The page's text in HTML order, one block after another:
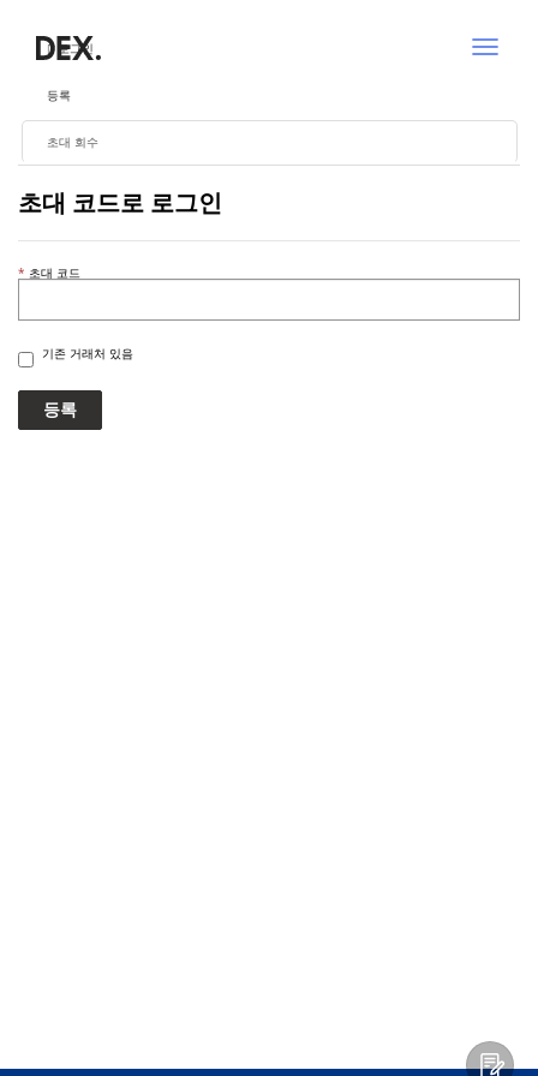
탐
색
로그인
등록
초대 회수
초대 코드로 로그인
초대 코드
기존 거래처 있음
등록